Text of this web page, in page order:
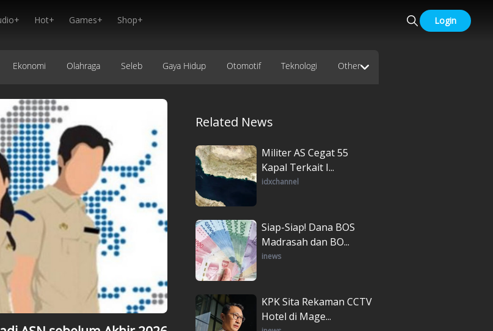
Hot+ Games+ Shop+ Login
Ekonomi Olahraga Seleb Gaya Hidup Otomotif Teknologi Other
Related News
Militer AS Cegat 55
Kapal Terkait I...
idxchannel
Siap-Siap! Dana BOS
Madrasah dan BO...
inews
KPK Sita Rekaman CCTV
Hotel di Mage...